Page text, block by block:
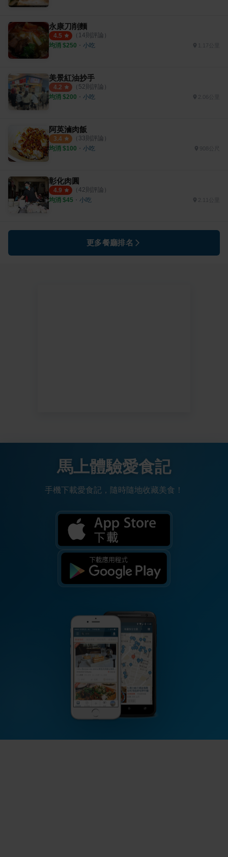
永康刀削麵
4.5 （ 14則評論）
均消 $250 ・ 小吃
美景紅油抄手
4.2 （ 52則評論）
均消 $200 ・ 小吃
阿英滷肉飯
3.4 （ 33則評論）
均消 $100 ・ 小吃
彰化肉圓
4.9 （ 42則評論）
均消 $45 ・ 小吃
更多餐廳排名
馬上體驗愛食記
手機下載愛食記，隨時隨地收藏美食！